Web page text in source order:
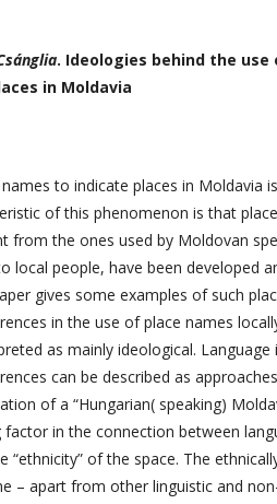
. Ideologies behind the use
in Moldavia
to indicate places in Moldavia
of this phenomenon is that
from the ones used by Moldovan
local people, have been developed
gives some examples of such
in the use of place names
as mainly ideological. Language
can be described as
of a “Hungarian( speaking)
in the connection between
“ethnicity” of the space. The
– apart from other linguistic and